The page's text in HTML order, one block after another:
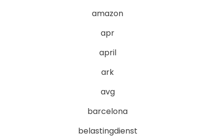
amazon
apr
april
ark
avg
barcelona
belastingdienst